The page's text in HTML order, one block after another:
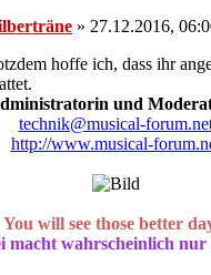
» 27.12.2016,
hoffe ich, dass ihr
und
technik@musical-
http://www.musical-
You will see those better
wahrscheinlich nur